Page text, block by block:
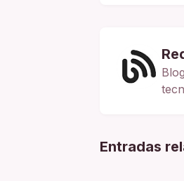
Entradas